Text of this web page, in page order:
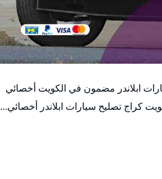
ابلاندر مضمون في الكويت أخصائي
كراج تصليح سيارات ابلاندر أخصائي…